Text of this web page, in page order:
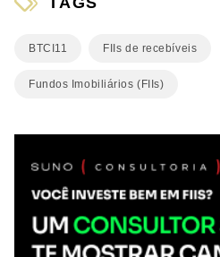
BTCI11 FIIs de recebíveis
Fundos Imobiliários (FIIs)